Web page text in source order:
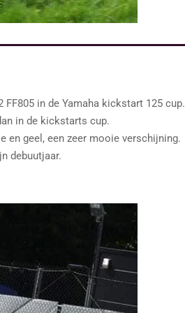
in de Yamaha kickstart 125 cup.
in de kickstarts cup.
geel, een zeer mooie verschijning.
debuutjaar.